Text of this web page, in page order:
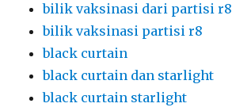
bilik vaksinasi dari partisi r8
bilik vaksinasi partisi r8
black curtain
black curtain dan starlight
black curtain starlight